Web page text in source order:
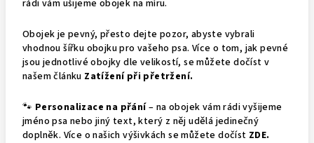
rádi vám ušijeme obojek na míru.
Obojek je pevný, přesto dejte pozor, abyste vybrali
vhodnou šířku obojku pro vašeho psa. Více o tom, jak pevné
jsou jednotlivé obojky dle velikostí, se můžete dočíst v
našem článku Zatížení při přetržení.
🐾 Personalizace na přání– na obojek vám rádi vyšijeme
jméno psa nebo jiný text, který z něj udělá jedinečný
doplněk. Více o našich výšivkách se můžete dočíst ZDE.